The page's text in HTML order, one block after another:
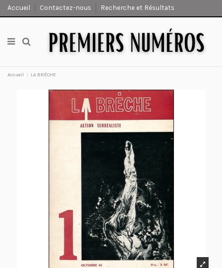
Accueil Contactez-nous Recherche et Résultats
Accueil LA BRÉCHE